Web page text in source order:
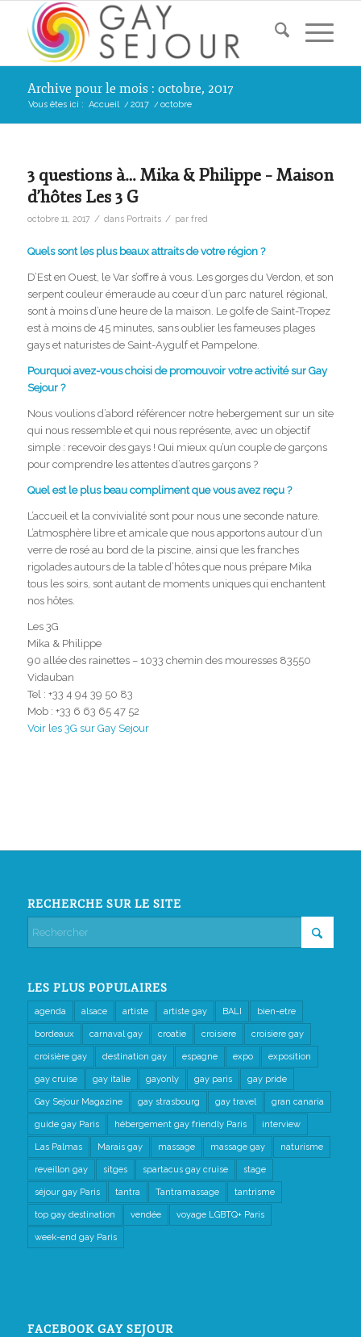
Archive pour le mois : octobre, 2017
Vous êtes ici : Accueil / 2017 / octobre
3 questions à… Mika & Philippe – Maison
d’hôtes Les 3 G
octobre 11, 2017 / dans Portraits / par fred
Quels sont les plus beaux attraits de votre région ?
D’Est en Ouest, le Var s’offre à vous. Les gorges du Verdon, et son
serpent couleur émeraude au cœur d’un parc naturel régional,
sont à moins d’une heure de la maison. Le golfe de Saint-Tropez
est à moins de 45 minutes, sans oublier les fameuses plages
gays et naturistes de Saint-Aygulf et Pampelone.
Pourquoi avez-vous choisi de promouvoir votre activité sur Gay
Sejour ?
Nous voulions d’abord référencer notre hebergement sur un site
qui nous ressemble et qui nous représente, avec un objectif
simple : recevoir des gays ! Qui mieux qu’un couple de garçons
pour comprendre les attentes d’autres garçons ?
Quel est le plus beau compliment que vous avez reçu ?
L’accueil et la convivialité sont pour nous une seconde nature.
L’atmosphère libre et amicale que nous apportons autour d’un
verre de rosé au bord de la piscine, ainsi que les franches
rigolades autours de la table d’hôtes que nous prépare Mika
tous les soirs, sont autant de moments uniques qui enchantent
nos hôtes.
Les 3G
Mika & Philippe
90 allée des rainettes – 1033 chemin des mouresses 83550
Vidauban
Tel : +33 4 94 39 50 83
Mob : +33 6 63 65 47 52
Voir les 3G sur Gay Sejour
RECHERCHE SUR LE SITE
LES PLUS POPULAIRES
agenda alsace artiste artiste gay BALI bien-etre
bordeaux carnaval gay croatie croisiere croisiere gay
croisière gay destination gay espagne expo exposition
gay cruise gay italie gayonly gay paris gay pride
Gay Sejour Magazine gay strasbourg gay travel gran canaria
guide gay Paris hébergement gay friendly Paris interview
Las Palmas Marais gay massage massage gay naturisme
reveillon gay sitges spartacus gay cruise stage
séjour gay Paris tantra Tantramassage tantrisme
top gay destination vendée voyage LGBTQ+ Paris
week-end gay Paris
FACEBOOK GAY SEJOUR